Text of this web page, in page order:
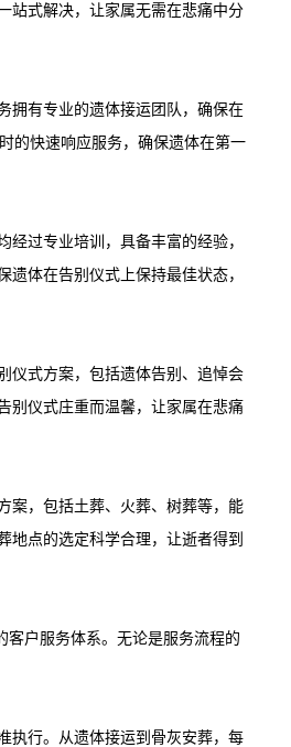
站式解决，让家属无需在悲痛中分
拥有专业的遗体接运团队，确保在
的快速响应服务，确保遗体在第一
经过专业培训，具备丰富的经验，
体在告别仪式上保持最佳状态，
仪式方案，包括遗体告别、追悼会
别仪式庄重而温馨，让家属在悲痛
案，包括土葬、火葬、树葬等，能
地点的选定科学合理，让逝者得到
户服务体系。无论是服务流程的
执行。从遗体接运到骨灰安葬，每